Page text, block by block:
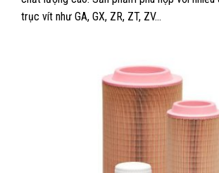
trục vít như GA, GX, ZR, ZT, ZV…